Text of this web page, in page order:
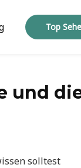
Top
und
solltest